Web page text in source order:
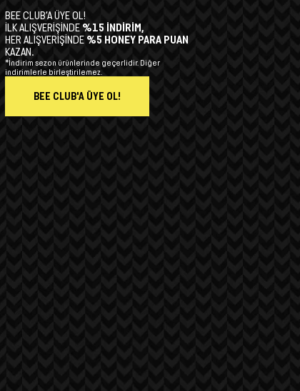
BEE CLUB’A ÜYE OL!
İLK ALIŞVERİŞİNDE %15 İNDİRİM,
HER ALIŞVERİŞİNDE %5 HONEY PARA PUAN
KAZAN.
*İndirim sezon ürünlerinde geçerlidir. Diğer
indirimlerle birleştirilemez.
BEE CLUB'A ÜYE OL!